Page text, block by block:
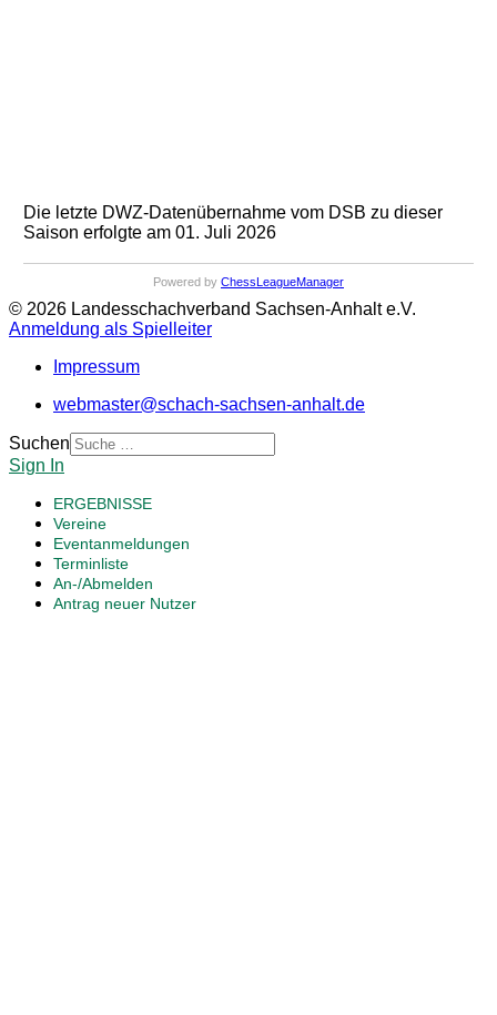
Die letzte DWZ-Datenübernahme vom DSB zu dieser
Saison erfolgte am 01. Juli 2026
Powered by ChessLeagueManager
© 2026 Landesschachverband Sachsen-Anhalt e.V.
Anmeldung als Spielleiter
Impressum
webmaster@schach-sachsen-anhalt.de
Suchen
Sign In
ERGEBNISSE
Vereine
Eventanmeldungen
Terminliste
An-/Abmelden
Antrag neuer Nutzer